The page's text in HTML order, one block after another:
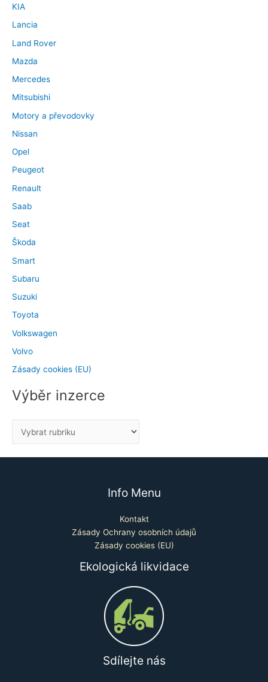
KIA
Lancia
Land Rover
Mazda
Mercedes
Mitsubishi
Motory a převodovky
Nissan
Opel
Peugeot
Renault
Saab
Seat
Škoda
Smart
Subaru
Suzuki
Toyota
Volkswagen
Volvo
Zásady cookies (EU)
Výběr inzerce
Info Menu
Kontakt
Zásady Ochrany osobních údajů
Zásady cookies (EU)
Ekologická likvidace
Sdílejte nás